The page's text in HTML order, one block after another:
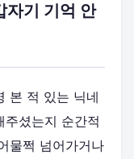
자기 기억 안
본 적 있는 닉네
셨는지 순간적
물쩍 넘어가거나